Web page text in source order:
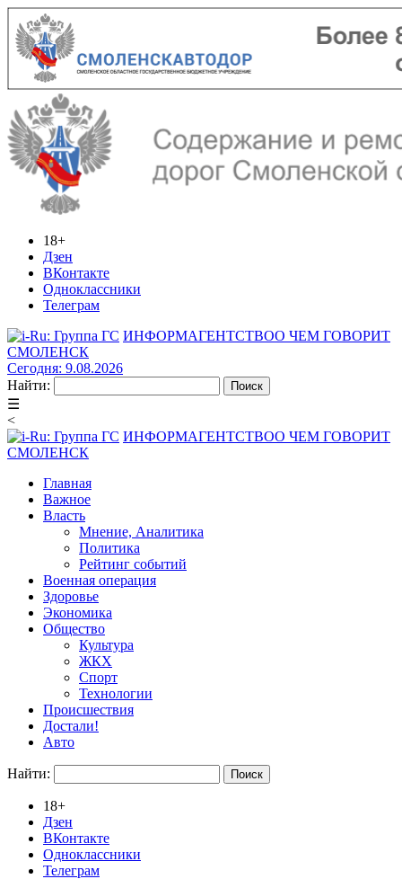
18+
Дзен
ВКонтакте
Одноклассники
Телеграм
ИНФОРМАГЕНТСТВОО ЧЕМ ГОВОРИТ
СМОЛЕНСК
Сегодня: 9.08.2026
Найти:
☰
<
ИНФОРМАГЕНТСТВОО ЧЕМ ГОВОРИТ
СМОЛЕНСК
Главная
Важное
Власть
Мнение, Аналитика
Политика
Рейтинг событий
Военная операция
Здоровье
Экономика
Общество
Культура
ЖКХ
Спорт
Технологии
Происшествия
Достали!
Авто
Найти:
18+
Дзен
ВКонтакте
Одноклассники
Телеграм